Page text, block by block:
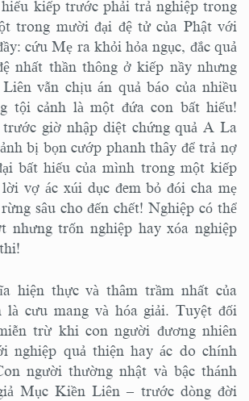
kiếp trước phải trả nghiệp trong
trong mười đại đệ tử của Phật với
cứu Mẹ ra khỏi hỏa ngục, đắc quả
nhất thần thông ở kiếp nầy nhưng
vẫn chịu án quả báo của nhiều
tội cảnh là một đứa con bất hiếu!
giờ nhập diệt chứng quả A La
bị bọn cướp phanh thây để trả nợ
bất hiếu của mình trong một kiếp
vợ ác xúi dục đem bỏ đói cha mẹ
sâu cho đến chết! Nghiệp có thể
nhưng trốn nghiệp hay xóa nghiệp
hiện thực và thâm trầm nhất của
là cưu mang và hóa giải. Tuyệt đối
trừ khi con người đương nhiên
nghiệp quả thiện hay ác do chính
người thường nhật và bậc thánh
Mục Kiền Liên – trước dòng đời